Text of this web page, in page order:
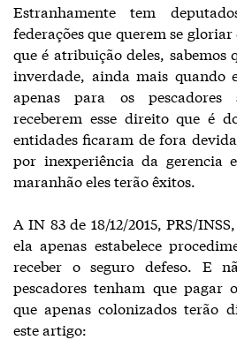
Estranhamente tem
federações que querem se
que é atribuição deles, sabemos
inverdade, ainda mais quando
apenas para os pescadores
receberem esse direito que é
entidades ficaram de fora
por inexperiência da gerencia
maranhão eles terão êxitos.
A IN 83 de 18/12/2015, PRS/
ela apenas estabelece
receber o seguro defeso. E
pescadores tenham que pagar
que apenas colonizados terão
este artigo: